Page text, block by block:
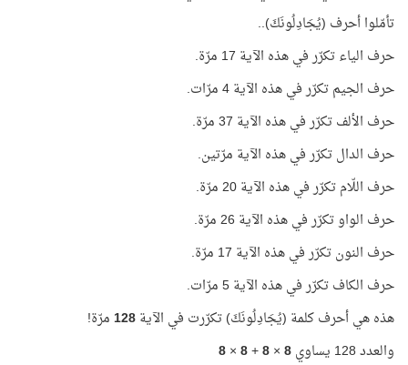
تأمّلوا أحرف (يُجَادِلُونَكَ)..
حرف الياء تكرّر في هذه الآية 17 مرّة.
حرف الجيم تكرّر في هذه الآية 4 مرّات.
حرف الألف تكرّر في هذه الآية 37 مرّة.
حرف الدال تكرّر في هذه الآية مرّتين.
حرف اللّام تكرّر في هذه الآية 20 مرّة.
حرف الواو تكرّر في هذه الآية 26 مرّة.
حرف النون تكرّر في هذه الآية 17 مرّة.
حرف الكاف تكرّر في هذه الآية 5 مرّات.
هذه هي أحرف كلمة (يُجَادِلُونَكَ) تكرّرت في الآية128مرّة!
والعدد 128 يساوي
8
×
8
+
8
×
8